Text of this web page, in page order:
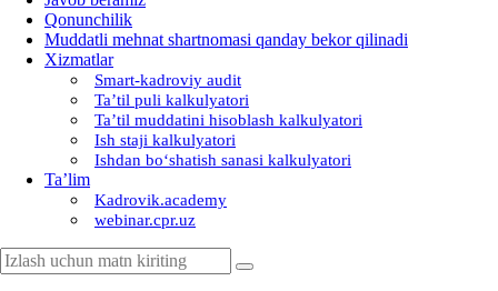
Qonunchilik
Muddatli mehnat shartnomasi qanday bekor qilinadi
Xizmatlar
Smart-kadroviy audit
Ta’til puli kalkulyatori
Ta’til muddatini hisoblash kalkulyatori
Ish staji kalkulyatori
Ishdan boʻshatish sanasi kalkulyatori
Ta’lim
Kadrovik.academy
webinar.cpr.uz